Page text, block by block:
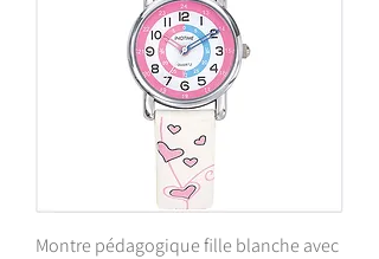
Montre pédagogique fille blanche avec